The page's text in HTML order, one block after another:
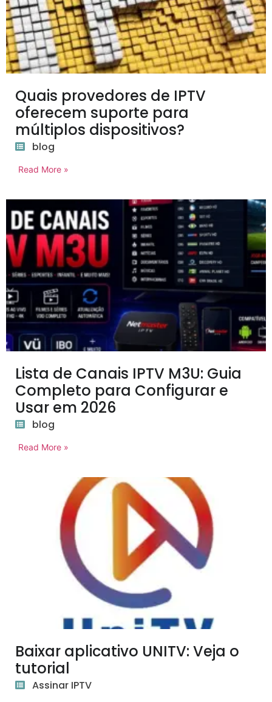
Quais provedores de IPTV
oferecem suporte para
múltiplos dispositivos?
blog
Read More »
Lista de Canais IPTV M3U: Guia
Completo para Configurar e
Usar em 2026
blog
Read More »
Baixar aplicativo UNITV: Veja o
tutorial
Assinar IPTV